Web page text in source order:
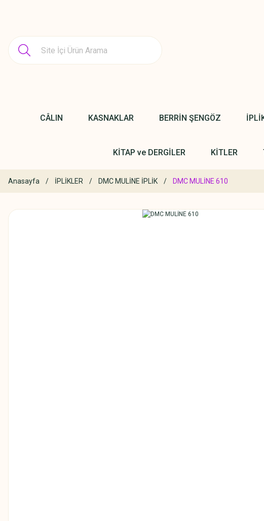
CÂLIN KASNAKLAR BERRİN ŞENGÖZ
KİTAP ve DERGİLER KİTLER
Anasayfa İPLİKLER DMC MULİNE İPLİK DMC MULİNE 610